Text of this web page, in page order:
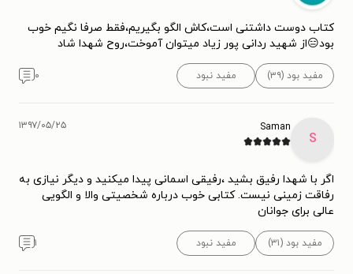
کتاب دوست داشتنی است،کاش الگو بگیریم،فقط صرفا نگیم خوب
بود😑از شهید ردانی پور زیاد میتوان آموخت،روح شهدا شاد
مفید بود (۳۹) مفید نبود ۰
S
Saman ۱۳۹۷/۰۵/۲۵
اگر با شهدا رفیق بشید ،رفیقی اسمانی پیدا میکنید و دیگر نیازی به
رفاقت زمینی نیست. کتابی خوب درباره شخصیتی والا و الگویی
عالی برای جوانان
مفید بود (۳۱) مفید نبود ۱